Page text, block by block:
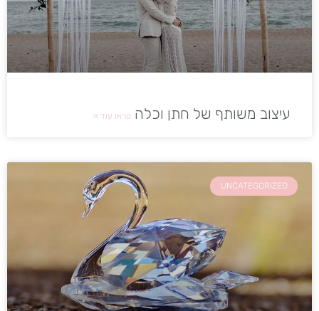
עיצוב משותף של חתן וכלה קראו עוד »
UNCATEGORIZED